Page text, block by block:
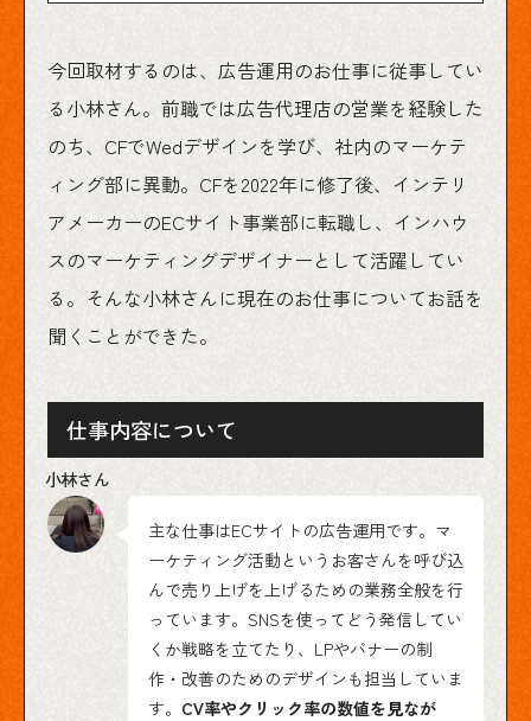
今回取材するのは、広告運用のお仕事に従事してい
る小林さん。前職では広告代理店の営業を経験した
のち、CFでWedデザインを学び、社内のマーケテ
ィング部に異動。CFを2022年に修了後、インテリ
アメーカーのECサイト事業部に転職し、インハウ
スのマーケティングデザイナーとして活躍してい
る。そんな小林さんに現在のお仕事についてお話を
聞くことができた。
仕事内容について
主な仕事はECサイトの広告運用です。マ
ーケティング活動というお客さんを呼び込
んで売り上げを上げるための業務全般を行
っています。SNSを使ってどう発信してい
くか戦略を立てたり、LPやバナーの制
作・改善のためのデザインも担当していま
す。 CV率やクリック率の数値を見なが